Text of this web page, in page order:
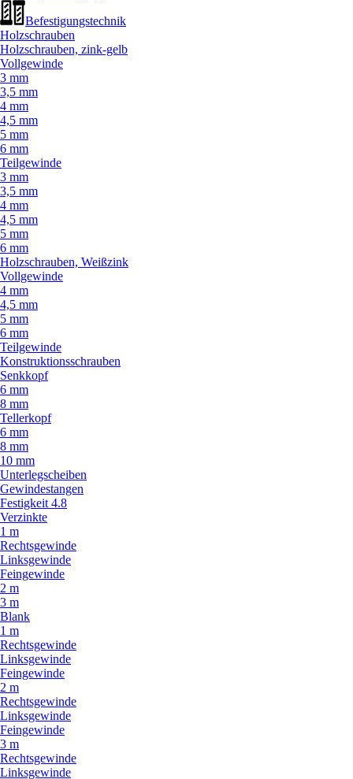
Befestigungstechnik
Holzschrauben
Holzschrauben, zink-gelb
Vollgewinde
3 mm
3,5 mm
4 mm
4,5 mm
5 mm
6 mm
Teilgewinde
3 mm
3,5 mm
4 mm
4,5 mm
5 mm
6 mm
Holzschrauben, Weißzink
Vollgewinde
4 mm
4,5 mm
5 mm
6 mm
Teilgewinde
Konstruktionsschrauben
Senkkopf
6 mm
8 mm
Tellerkopf
6 mm
8 mm
10 mm
Unterlegscheiben
Gewindestangen
Festigkeit 4.8
Verzinkte
1 m
Rechtsgewinde
Linksgewinde
Feingewinde
2 m
3 m
Blank
1 m
Rechtsgewinde
Linksgewinde
Feingewinde
2 m
Rechtsgewinde
Linksgewinde
Feingewinde
3 m
Rechtsgewinde
Linksgewinde